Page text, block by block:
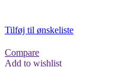
Tilføj til ønskeliste
Compare
Add to wishlist